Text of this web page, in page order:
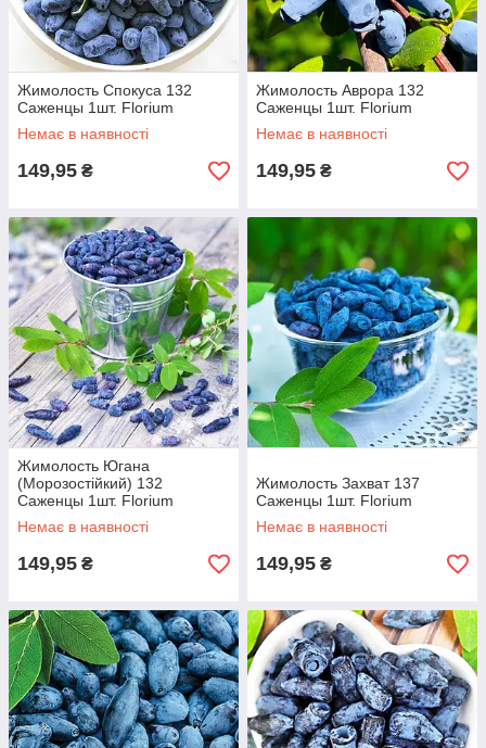
Жимолость Спокуса 132
Саженцы 1шт. Florium
Немає в наявності
149,95 ₴
Жимолость Аврора 132
Саженцы 1шт. Florium
Немає в наявності
149,95 ₴
Жимолость Югана
(Морозостійкий) 132
Саженцы 1шт. Florium
Немає в наявності
149,95 ₴
Жимолость Захват 137
Саженцы 1шт. Florium
Немає в наявності
149,95 ₴